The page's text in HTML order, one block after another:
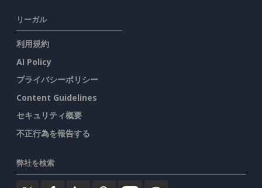
リーガル
利用規約
AI Policy
プライバシーポリシー
Content Guidelines
セキュリティ概要
不正行為を報告する
弊社を検索